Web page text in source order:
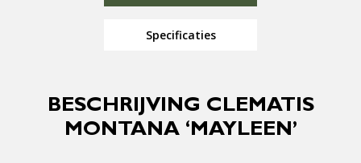
Specificaties
BESCHRIJVING CLEMATIS
MONTANA ‘MAYLEEN’